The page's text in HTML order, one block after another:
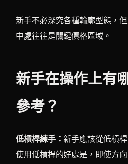
新手不必深究各種輪廓型態，
中處往往是關鍵價格區域。
新手在操作上有
參考？
低槓桿練手：新手應該從低槓
使用低槓桿的好處是，即使方